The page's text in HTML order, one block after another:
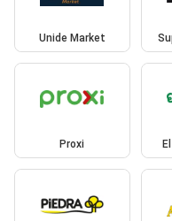
Unide Market
Proxi